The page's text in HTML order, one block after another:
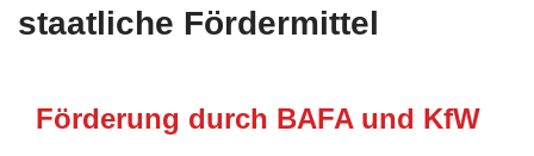
staatliche Fördermittel
Förderung durch BAFA und KfW